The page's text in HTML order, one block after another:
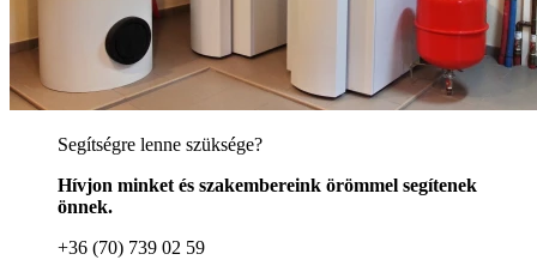
Segítségre lenne szüksége?
Hívjon minket és szakembereink örömmel segítenek
önnek.
+36 (70) 739 02 59